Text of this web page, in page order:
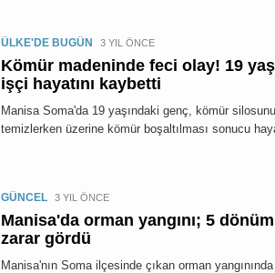
ÜLKE'DE BUGÜN 3 YIL ÖNCE
Kömür madeninde feci olay! 19
işçi hayatını kaybetti
Manisa Soma'da 19 yaşındaki genç, kömür
temizlerken üzerine kömür boşaltılması sonucu
GÜNCEL 3 YIL ÖNCE
Manisa'da orman yangını; 5
zarar gördü
Manisa'nın Soma ilçesinde çıkan orman